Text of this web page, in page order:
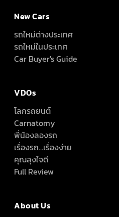
New Cars
รถใหม่ต่างประเทศ
รถใหม่ในประเทศ
Car Buyer's Guide
VDOs
โลกรถยนต์
Carnatomy
พี่น้องลองรถ
เรื่องรถ…เรื่องง่าย
คุณลุงใจดี
Full Review
About Us